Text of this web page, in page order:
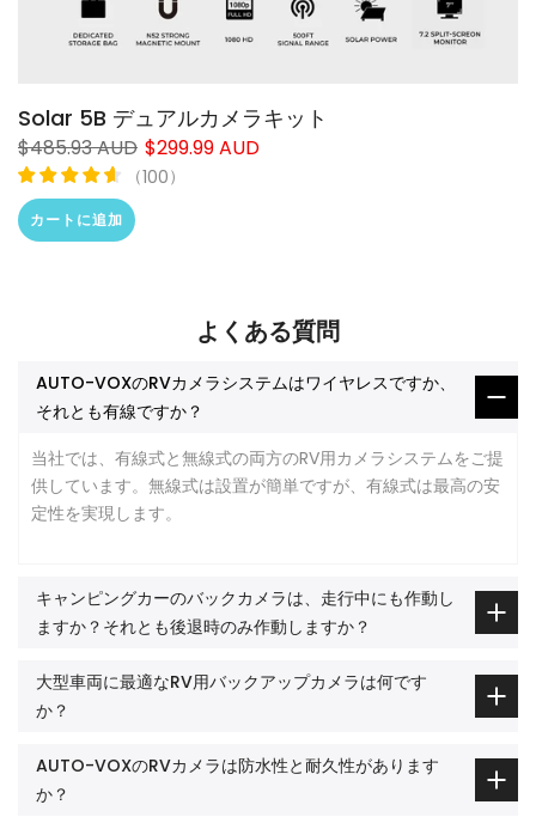
Solar 5B デュアルカメラキット
$485.93 AUD $299.99 AUD
（100）
カートに追加
よくある質問
AUTO-VOXのRVカメラシステムはワイヤレスですか、
それとも有線ですか？
当社では、有線式と無線式の両方のRV用カメラシステムをご提
供しています。無線式は設置が簡単ですが、有線式は最高の安
定性を実現します。
キャンピングカーのバックカメラは、走行中にも作動し
ますか？それとも後退時のみ作動しますか？
大型車両に最適なRV用バックアップカメラは何です
か？
AUTO-VOXのRVカメラは防水性と耐久性があります
か？
❄